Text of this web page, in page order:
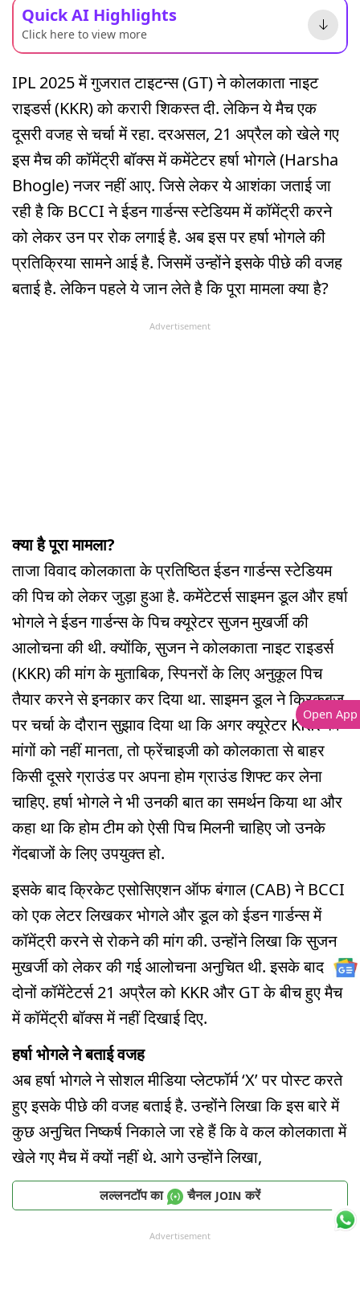
Quick AI Highlights
Click here to view more
IPL 2025 में गुजरात टाइटन्स (GT) ने कोलकाता नाइट
राइडर्स (KKR) को करारी शिकस्त दी. लेकिन ये मैच एक
दूसरी वजह से चर्चा में रहा. दरअसल, 21 अप्रैल को खेले गए
इस मैच की कॉमेंट्री बॉक्स में कमेंटेटर हर्षा भोगले (Harsha
Bhogle) नजर नहीं आए. जिसे लेकर ये आशंका जताई जा
रही है कि BCCI ने ईडन गार्डन्स स्टेडियम में कॉमेंट्री करने
को लेकर उन पर रोक लगाई है. अब इस पर हर्षा भोगले की
प्रतिक्रिया सामने आई है. जिसमें उन्होंने इसके पीछे की वजह
बताई है. लेकिन पहले ये जान लेते है कि पूरा मामला क्या है?
Advertisement
क्या है पूरा मामला?
ताजा विवाद कोलकाता के प्रतिष्ठित ईडन गार्डन्स स्टेडियम
की पिच को लेकर जुड़ा हुआ है. कमेंटेटर्स साइमन डूल और हर्षा
भोगले ने ईडन गार्डन्स के पिच क्यूरेटर सुजन मुखर्जी की
आलोचना की थी. क्योंकि, सुजन ने कोलकाता नाइट राइडर्स
(KKR) की मांग के मुताबिक, स्पिनरों के लिए अनुकूल पिच
तैयार करने से इनकार कर दिया था. साइमन डूल ने क्रिकबज
पर चर्चा के दौरान सुझाव दिया था कि अगर क्यूरेटर KKR की
मांगों को नहीं मानता, तो फ्रेंचाइजी को कोलकाता से बाहर
किसी दूसरे ग्राउंड पर अपना होम ग्राउंड शिफ्ट कर लेना
चाहिए. हर्षा भोगले ने भी उनकी बात का समर्थन किया था और
कहा था कि होम टीम को ऐसी पिच मिलनी चाहिए जो उनके
गेंदबाजों के लिए उपयुक्त हो.
इसके बाद क्रिकेट एसोसिएशन ऑफ बंगाल (CAB) ने BCCI
को एक लेटर लिखकर भोगले और डूल को ईडन गार्डन्स में
कॉमेंट्री करने से रोकने की मांग की. उन्होंने लिखा कि सुजन
मुखर्जी को लेकर की गई आलोचना अनुचित थी. इसके बाद
दोनों कॉमेंटेटर्स 21 अप्रैल को KKR और GT के बीच हुए मैच
में कॉमेंट्री बॉक्स में नहीं दिखाई दिए.
हर्षा भोगले ने बताई वजह
अब हर्षा भोगले ने सोशल मीडिया प्लेटफॉर्म ‘X’ पर पोस्ट करते
हुए इसके पीछे की वजह बताई है. उन्होंने लिखा कि इस बारे में
कुछ अनुचित निष्कर्ष निकाले जा रहे हैं कि वे कल कोलकाता में
खेले गए मैच में क्यों नहीं थे. आगे उन्होंने लिखा,
लल्लनटॉप का चैनल JOIN करें
Advertisement
Open App